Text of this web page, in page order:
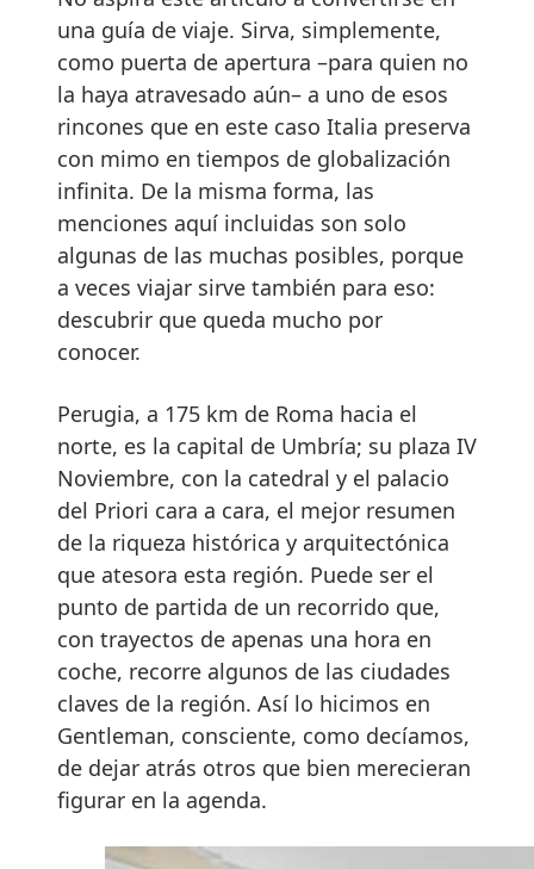
una guía de viaje. Sirva, simplemente,
como puerta de apertura –para quien no
la haya atravesado aún– a uno de esos
rincones que en este caso Italia preserva
con mimo en tiempos de globalización
infinita. De la misma forma, las
menciones aquí incluidas son solo
algunas de las muchas posibles, porque
a veces viajar sirve también para eso:
descubrir que queda mucho por
conocer.
Perugia, a 175 km de Roma hacia el
norte, es la capital de Umbría; su plaza IV
Noviembre, con la catedral y el palacio
del Priori cara a cara, el mejor resumen
de la riqueza histórica y arquitectónica
que atesora esta región. Puede ser el
punto de partida de un recorrido que,
con trayectos de apenas una hora en
coche, recorre algunos de las ciudades
claves de la región. Así lo hicimos en
Gentleman, consciente, como decíamos,
de dejar atrás otros que bien merecieran
figurar en la agenda.